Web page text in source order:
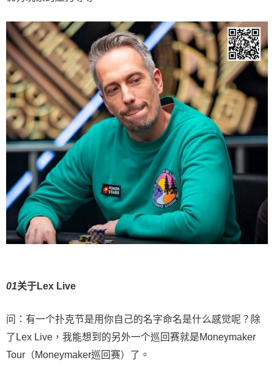
01关于Lex Live
问：有一个扑克节是用你自己的名字命名是什么感觉呢？除
了Lex Live，我能想到的另外一个巡回赛就是Moneymaker
Tour（Moneymaker巡回赛）了。